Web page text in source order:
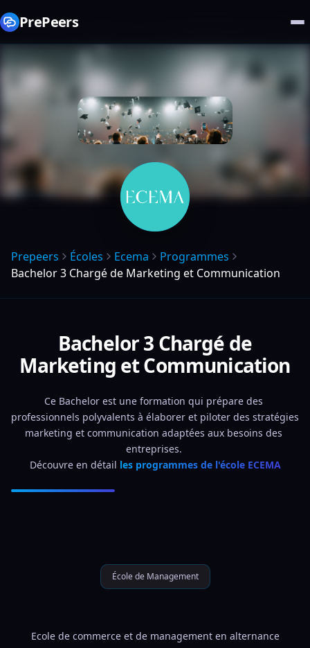
PrePeers
Prepeers Écoles Ecema
Programmes
Bachelor 3 Chargé de Marketing et Communication
Bachelor 3 Chargé de
Marketing et Communication
Ce Bachelor est une formation qui prépare des
professionnels polyvalents à élaborer et piloter des stratégies
marketing et communication adaptées aux besoins des
entreprises.
Découvre en détail les programmes de l'école ECEMA
École de Management
Ecole de commerce et de management en alternance